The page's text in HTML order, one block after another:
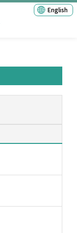
English